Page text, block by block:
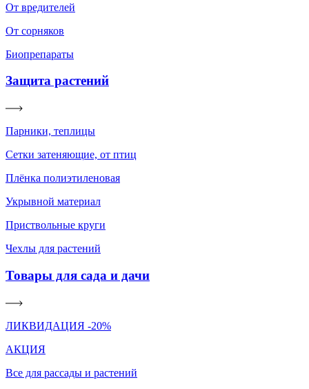
От вредителей
От сорняков
Биопрепараты
Защита растений
Парники, теплицы
Сетки затеняющие, от птиц
Плёнка полиэтиленовая
Укрывной материал
Приствольные круги
Чехлы для растений
Товары для сада и дачи
ЛИКВИДАЦИЯ -20%
АКЦИЯ
Все для рассады и растений